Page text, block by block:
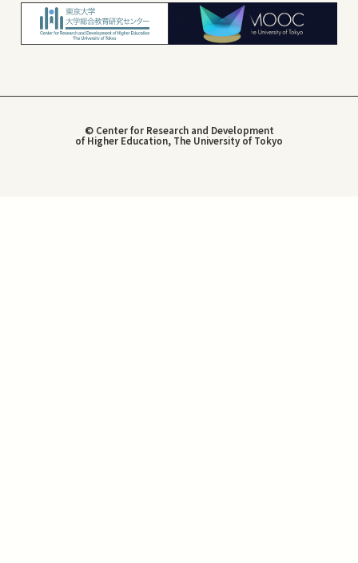
© Center for Research and Development
of Higher Education, The University of Tokyo